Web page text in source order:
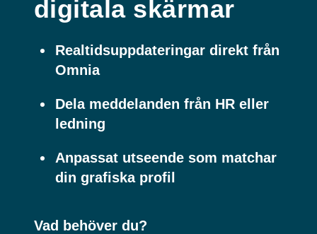
digitala skärmar
Realtidsuppdateringar direkt från
Omnia
Dela meddelanden från HR eller
ledning
Anpassat utseende som matchar
din grafiska profil
Vad behöver du?